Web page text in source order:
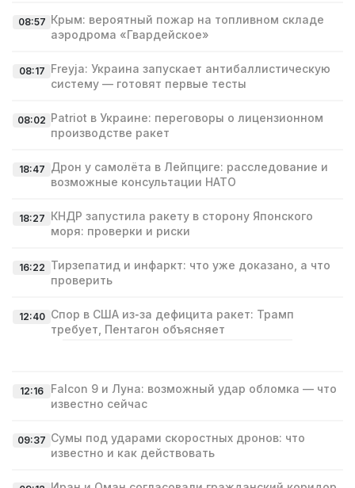
08:57 Крым: вероятный пожар на топливном складе
аэродрома «Гвардейское»
08:17 Freyja: Украина запускает антибаллистическую
систему — готовят первые тесты
08:02 Patriot в Украине: переговоры о лицензионном
производстве ракет
18:47 Дрон у самолёта в Лейпциге: расследование и
возможные консультации НАТО
18:27 КНДР запустила ракету в сторону Японского
моря: проверки и риски
16:22 Тирзепатид и инфаркт: что уже доказано, а что
проверить
12:40 Спор в США из‑за дефицита ракет: Трамп
требует, Пентагон объясняет
12:16
Falcon 9 и Луна: возможный удар обломка — что
известно сейчас
09:37 Сумы под ударами скоростных дронов: что
известно и как действовать